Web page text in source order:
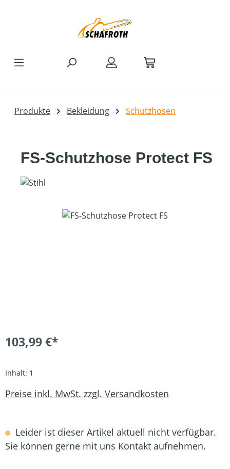
Produkte Bekleidung Schutzhosen
FS-Schutzhose Protect FS
Bildergalerie überspringen
103,99 €*
Inhalt: 1
Preise inkl. MwSt. zzgl. Versandkosten
Leider ist dieser Artikel aktuell nicht verfügbar.
Sie können gerne mit uns Kontakt aufnehmen.